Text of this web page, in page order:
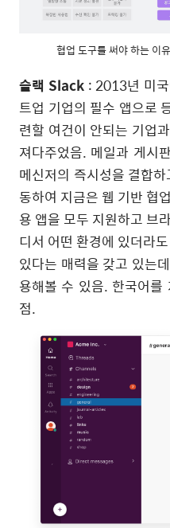
협업 도구를 써야 하는 이
슬랙 Slack: 2013년 미국
트업 기업의 필수 앱으로
련할 여건이 안되는 기업
져다주었음. 메일과 게시
메신저의 즉시성을 결합
동하여 지금은 웹 기반 협
용 앱을 모두 지원하고 브
디서 어떤 환경에 있더라
있다는 매력을 갖고 있는
용해볼 수 있음. 한국어를
점.